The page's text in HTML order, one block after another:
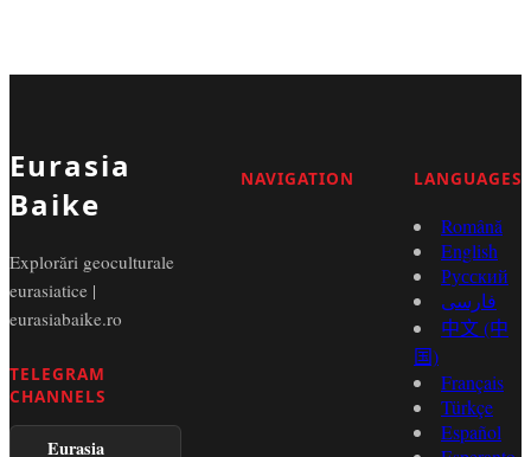
Eurasia
Baike
Explorări geoculturale
eurasiatice |
eurasiabaike.ro
TELEGRAM
CHANNELS
Eurasia
NAVIGATION LANGUAGES
Română
English
Русский
فارسی
中文 (中
国)
Français
Türkçe
Español